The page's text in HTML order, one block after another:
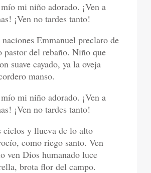
mi niño adorado. ¡Ven a
¡Ven no tardes tanto!
Emmanuel preclaro de
pastor del rebaño. Niño que
suave cayado, ya la oveja
manso.
mi niño adorado. ¡Ven a
¡Ven no tardes tanto!
cielos y llueva de lo alto
como riego santo. Ven
ven Dios humanado luce
brota flor del campo.